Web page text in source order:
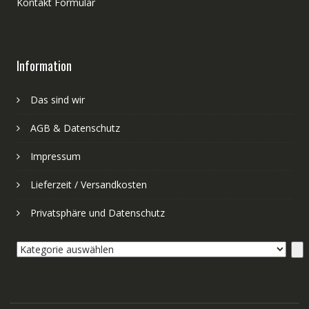
Information
Das sind wir
AGB & Datenschutz
Impressum
Lieferzeit / Versandkosten
Privatsphäre und Datenschutz
Kategorie